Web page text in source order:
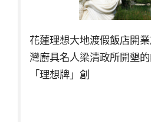
花蓮理想大地渡假飯店開
灣廚具名人梁清政所開墾
「理想牌」創